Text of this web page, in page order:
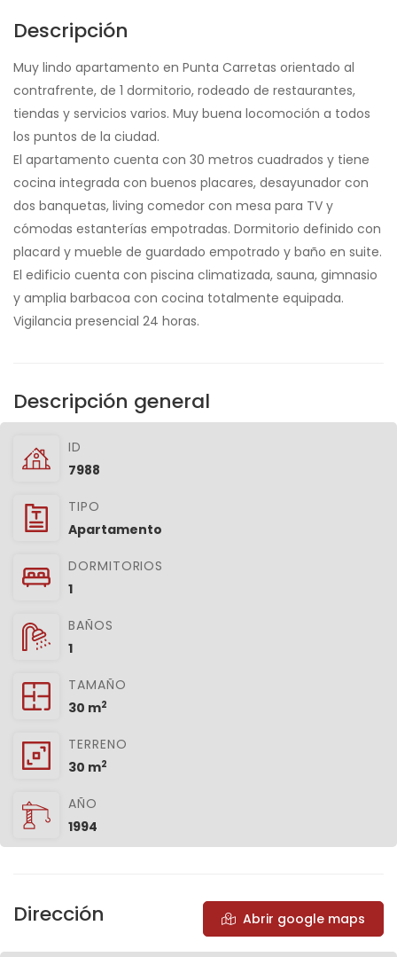
Descripción
Muy lindo apartamento en Punta Carretas orientado al
contrafrente, de 1 dormitorio, rodeado de restaurantes,
tiendas y servicios varios. Muy buena locomoción a todos
los puntos de la ciudad.
El apartamento cuenta con 30 metros cuadrados y tiene
cocina integrada con buenos placares, desayunador con
dos banquetas, living comedor con mesa para TV y
cómodas estanterías empotradas. Dormitorio definido con
placard y mueble de guardado empotrado y baño en suite.
El edificio cuenta con piscina climatizada, sauna, gimnasio
y amplia barbacoa con cocina totalmente equipada.
Vigilancia presencial 24 horas.
Descripción general
ID
7988
TIPO
Apartamento
DORMITORIOS
1
BAÑOS
1
TAMAÑO
30 m2
TERRENO
30 m2
AÑO
1994
Dirección Abrir google maps